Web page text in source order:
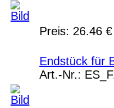
Preis: 26.46 €
Endstück für
Art.-Nr.: